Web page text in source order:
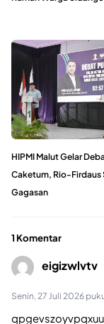
HIPMI Malut Gelar
Caketum, Rio-Firdaus
Gagasan
1 Komentar
eigizwlvtv
Senin, 27 Juli 2026